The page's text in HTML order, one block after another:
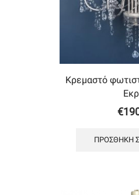
Κρεμαστό
€
ΠΡΟΣΘΉΚΗ